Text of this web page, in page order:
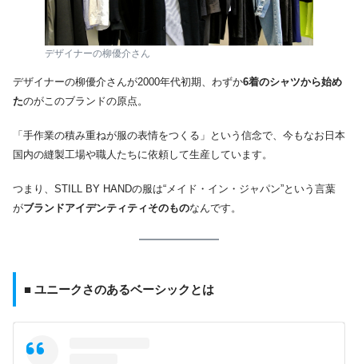
デザイナーの柳優介さん
デザイナーの柳優介さんが2000年代初期、わずか6着のシャツから始め
たのがこのブランドの原点。
「手作業の積み重ねが服の表情をつくる」という信念で、今もなお日本
国内の縫製工場や職人たちに依頼して生産しています。
つまり、STILL BY HANDの服は“メイド・イン・ジャパン”という言葉
がブランドアイデンティティそのものなんです。
■ ユニークさのあるベーシックとは